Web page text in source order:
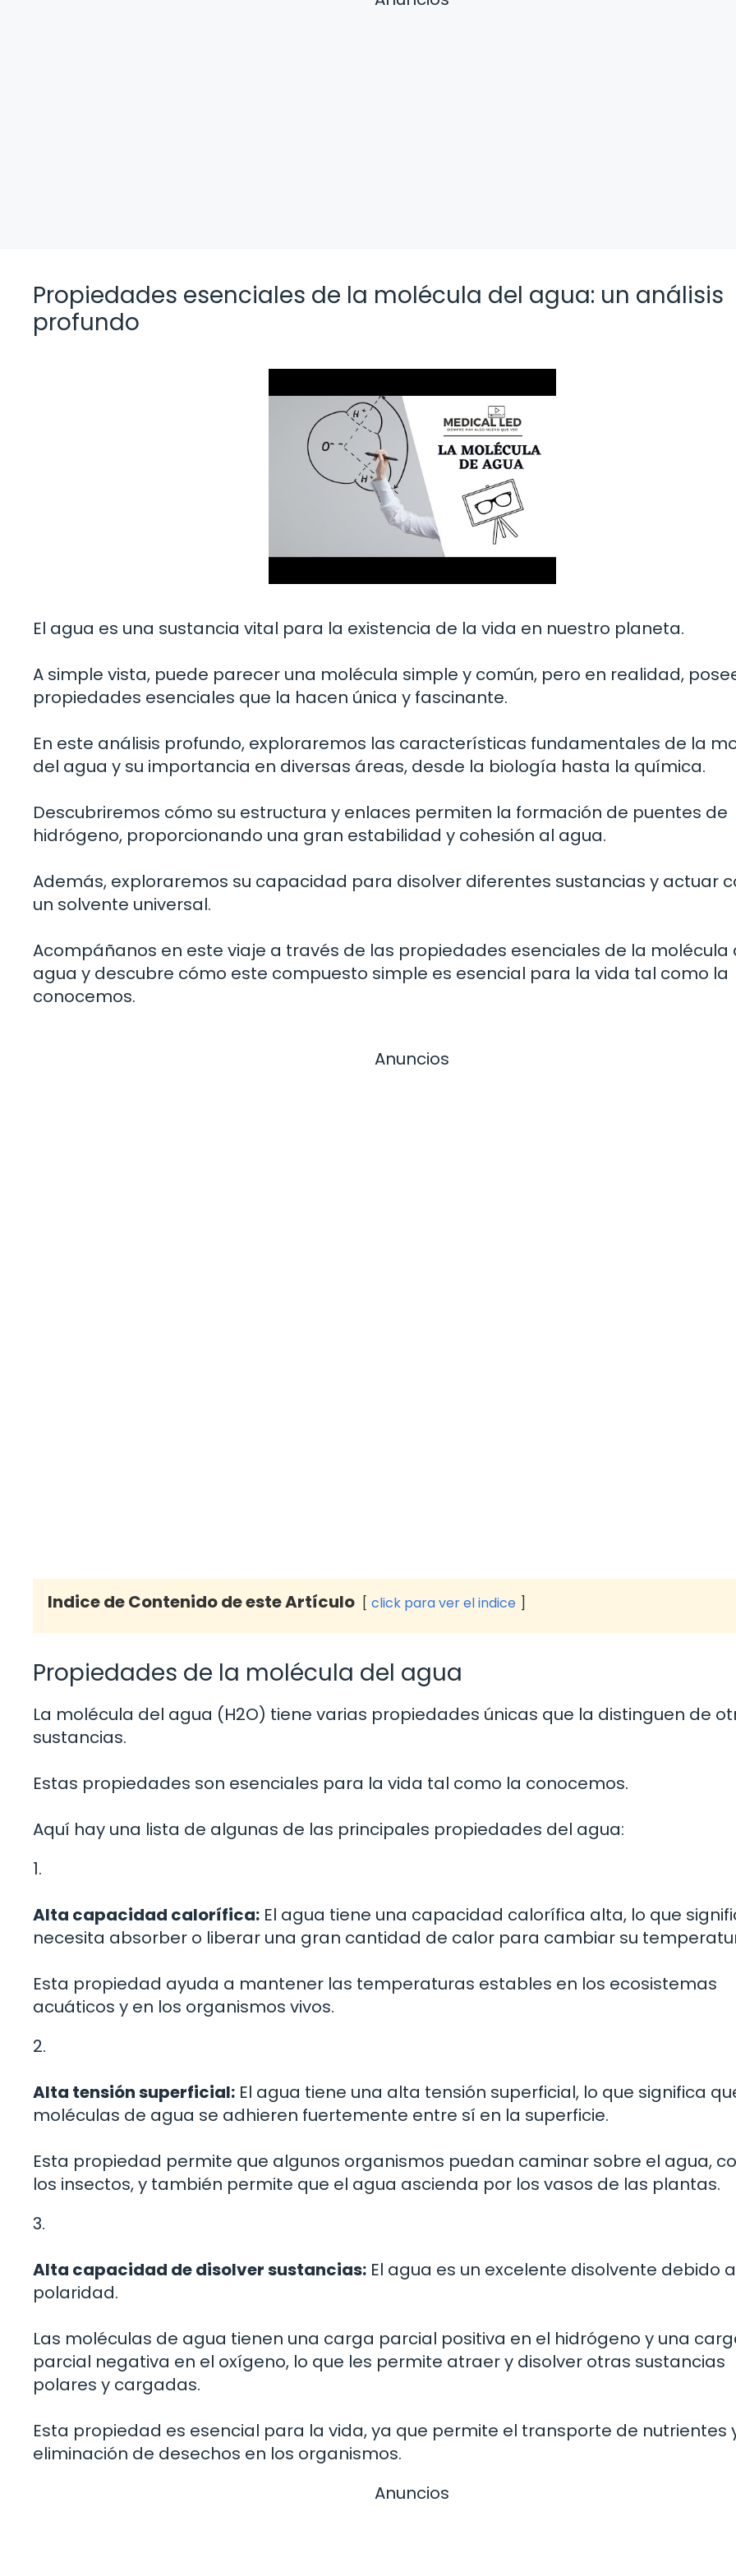
Propiedades esenciales de la molécula del agua: un análisis
profundo
El agua es una sustancia vital para la existencia de la vida en nuestro planeta.
A simple vista, puede parecer una molécula simple y común, pero en realidad,
propiedades esenciales que la hacen única y fascinante.
En este análisis profundo, exploraremos las características fundamentales de la
del agua y su importancia en diversas áreas, desde la biología hasta la química.
Descubriremos cómo su estructura y enlaces permiten la formación de puentes de
hidrógeno, proporcionando una gran estabilidad y cohesión al agua.
Además, exploraremos su capacidad para disolver diferentes sustancias y actuar
un solvente universal.
Acompáñanos en este viaje a través de las propiedades esenciales de la molécula
agua y descubre cómo este compuesto simple es esencial para la vida tal como la
conocemos.
Anuncios
Indice de Contenido de este Artículo click para ver el indice
Propiedades de la molécula del agua
La molécula del agua (H2O) tiene varias propiedades únicas que la distinguen de
sustancias.
Estas propiedades son esenciales para la vida tal como la conocemos.
Aquí hay una lista de algunas de las principales propiedades del agua:
1.
Alta capacidad calorífica: El agua tiene una capacidad calorífica alta, lo que
necesita absorber o liberar una gran cantidad de calor para cambiar su
Esta propiedad ayuda a mantener las temperaturas estables en los ecosistemas
acuáticos y en los organismos vivos.
2.
Alta tensión superficial: El agua tiene una alta tensión superficial, lo que significa
moléculas de agua se adhieren fuertemente entre sí en la superficie.
Esta propiedad permite que algunos organismos puedan caminar sobre el agua,
los insectos, y también permite que el agua ascienda por los vasos de las plantas.
3.
Alta capacidad de disolver sustancias: El agua es un excelente disolvente debido
polaridad.
Las moléculas de agua tienen una carga parcial positiva en el hidrógeno y una
parcial negativa en el oxígeno, lo que les permite atraer y disolver otras sustancias
polares y cargadas.
Esta propiedad es esencial para la vida, ya que permite el transporte de nutrientes
eliminación de desechos en los organismos.
Anuncios